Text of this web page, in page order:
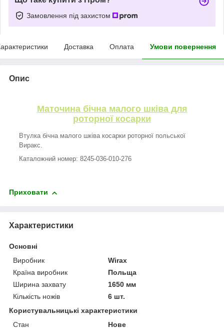
Замовлення під захистом
Доставка Оплата Умови повернення
Опис
Маточина бічна малого шківа для
роторної косарки
Втулка бічна малого шківа косарки роторної польської
Виракс.
Каталожний номер: 8245-036-010-276
Приховати
Характеристики
Основні
Виробник
Wirax
Країна виробник
Польща
Ширина захвату
1650 мм
Кількість ножів
6 шт.
Користувальницькі характеристики
Стан
Нове